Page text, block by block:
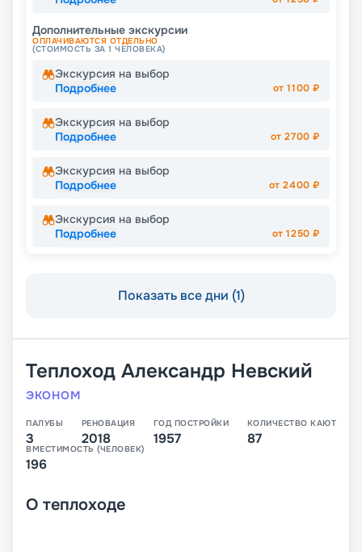
Дополнительные экскурсии
ОПЛАЧИВАЮТСЯ ОТДЕЛЬНО
(СТОИМОСТЬ ЗА 1 ЧЕЛОВЕКА)
Экскурсия на выбор
Подробнее
от1100 ₽
Экскурсия на выбор
Подробнее
от2700 ₽
Экскурсия на выбор
Подробнее
от2400 ₽
Экскурсия на выбор
Подробнее
от1250 ₽
Показать все дни (1)
Теплоход Александр Невский
ЭКОНОМ
ПАЛУБЫ
3
РЕНОВАЦИЯ
2018
ГОД ПОСТРОЙКИ
1957
КОЛИЧЕСТВО КАЮТ
87
ВМЕСТИМОСТЬ (ЧЕЛОВЕК)
196
О теплоходе